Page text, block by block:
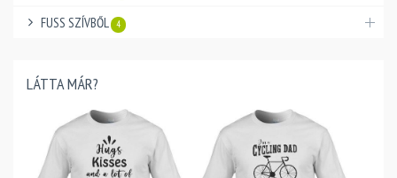
FUSS SZÍVBŐL 4
LÁTTA MÁR?